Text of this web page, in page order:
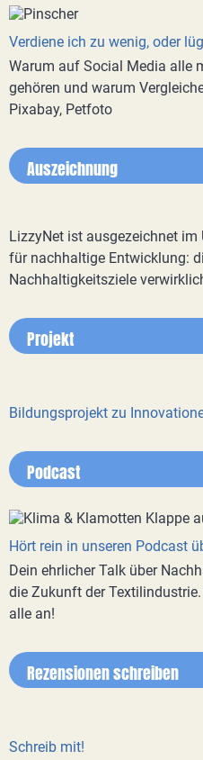
Verdiene ich zu wenig, oder
Warum auf Social Media alle
gehören und warum
Pixabay, Petfoto
Auszeichnung
LizzyNet ist ausgezeichnet im
für nachhaltige Entwicklung:
Nachhaltigkeitsziele
Projekt
Bildungsprojekt zu
Podcast
Hört rein in unseren Podcast
Dein ehrlicher Talk über
die Zukunft der
alle an!
Rezensionen schreiben
Schreib mit!